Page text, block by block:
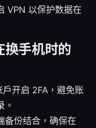
VPN 以保护数据在
换手机时的
开启 2FA，避免账
。
备份结合，确保在